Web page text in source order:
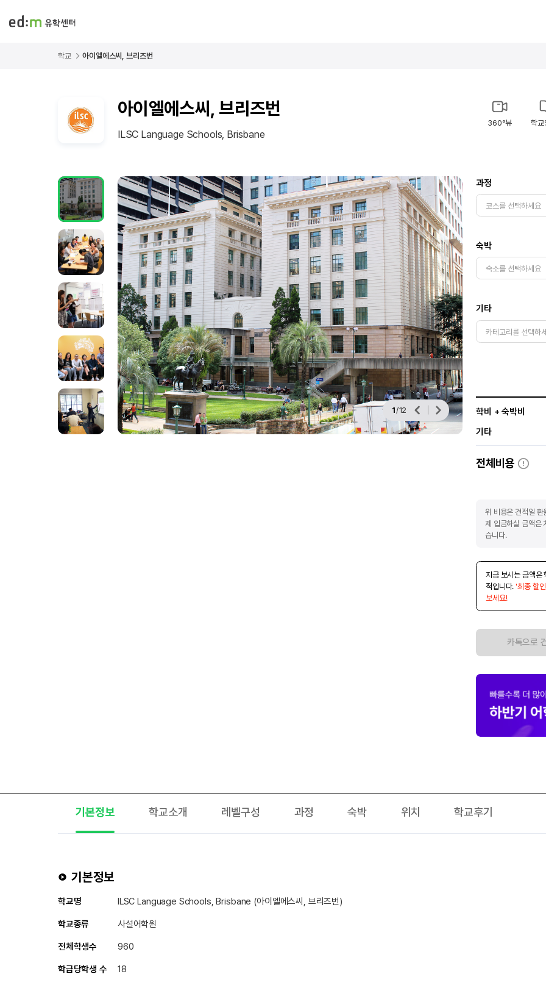
학교 아이엘에스씨, 브리즈번
아이엘에스씨, 브리즈번
ILSC Language Schools, Brisbane
360°뷰 학교
1/12
과정
숙박
기타
학비 + 숙박비
기타
전체비용
위 비용은 견적일 환
제 입금하실 금액은
습니다.
지금 보시는 금액은
적입니다.'최종 할
보세요!
카톡으로
기본정보 학교소개 레벨구성 과정 숙박 위치 학교후기
기본정보
학교명 ILSC Language Schools, Brisbane (아이엘에스씨, 브리즈번)
학교종류 사설어학원
전체학생수 960
학급당학생 수 18